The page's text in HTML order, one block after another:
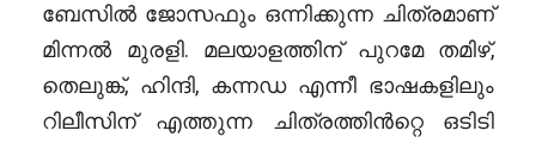
ബേസിൽ ജോസഫും ഒന്നിക്കുന്ന ചിത്രമാണ്
മിന്നൽ മുരളി. മലയാളത്തിന് പുറമേ തമിഴ്,
തെലുങ്ക്, ഹിന്ദി, കന്നഡ എന്നീ ഭാഷകളിലും
റിലീസിന് എത്തുന്ന ചിത്രത്തിൻറ്റെ ഒടിടി